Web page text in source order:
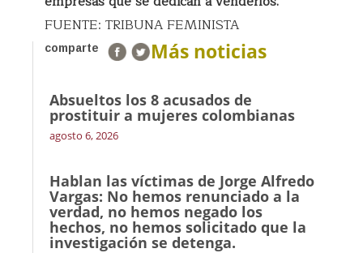
FUENTE: TRIBUNA FEMINISTA
comparte Más noticias
Absueltos los 8 acusados de
prostituir a mujeres colombianas
agosto 6, 2026
Hablan las víctimas de Jorge Alfredo
Vargas: No hemos renunciado a la
verdad, no hemos negado los
hechos, no hemos solicitado que la
investigación se detenga.